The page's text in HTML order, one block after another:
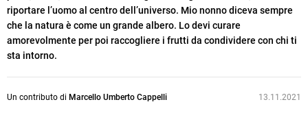
riportare l’uomo al centro dell’universo. Mio nonno diceva sempre
che la natura è come un grande albero. Lo devi curare
amorevolmente per poi raccogliere i frutti da condividere con chi ti
sta intorno.
Un contributo di Marcello Umberto Cappelli 13.11.2021